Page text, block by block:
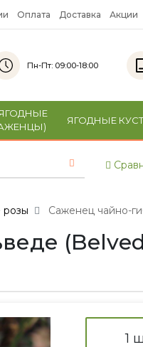
Оплата Доставка Акции
Пн-Пт: 09:00-18:00
ЯГОДНЫЕ
Саженец чайно-
1